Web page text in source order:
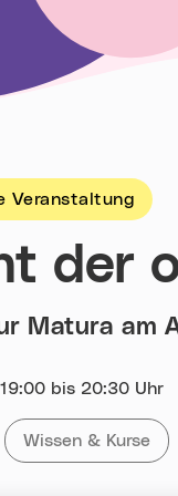
Veranstaltung
der
Matura am
bis 20:30 Uhr
der
Tag:Alle
Wissen & Kurse